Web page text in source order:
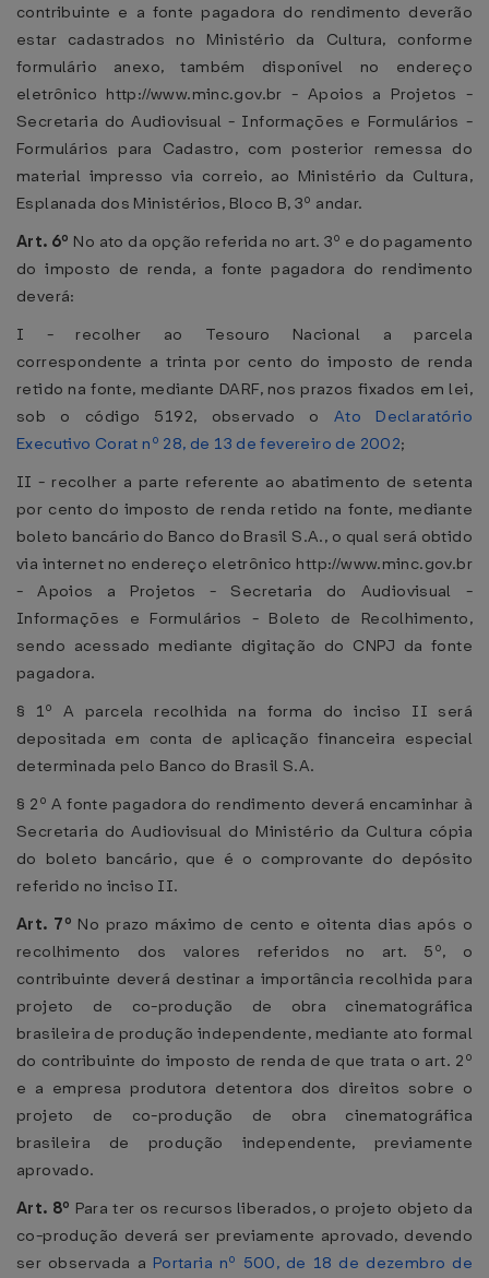
contribuinte e a fonte pagadora do rendimento deverão
estar cadastrados no Ministério da Cultura, conforme
formulário anexo, também disponível no endereço
eletrônico http://www.minc.gov.br - Apoios a Projetos -
Secretaria do Audiovisual - Informações e Formulários -
Formulários para Cadastro, com posterior remessa do
material impresso via correio, ao Ministério da Cultura,
Esplanada dos Ministérios, Bloco B, 3º andar.
Art. 6º No ato da opção referida no art. 3º e do pagamento
do imposto de renda, a fonte pagadora do rendimento
deverá:
I - recolher ao Tesouro Nacional a parcela
correspondente a trinta por cento do imposto de renda
retido na fonte, mediante DARF, nos prazos fixados em lei,
sob o código 5192, observado o Ato Declaratório
Executivo Corat nº 28, de 13 de fevereiro de 2002;
II - recolher a parte referente ao abatimento de setenta
por cento do imposto de renda retido na fonte, mediante
boleto bancário do Banco do Brasil S.A., o qual será obtido
via internet no endereço eletrônico http://www.minc.gov.br
- Apoios a Projetos - Secretaria do Audiovisual -
Informações e Formulários - Boleto de Recolhimento,
sendo acessado mediante digitação do CNPJ da fonte
pagadora.
§ 1º A parcela recolhida na forma do inciso II será
depositada em conta de aplicação financeira especial
determinada pelo Banco do Brasil S.A.
§ 2º A fonte pagadora do rendimento deverá encaminhar à
Secretaria do Audiovisual do Ministério da Cultura cópia
do boleto bancário, que é o comprovante do depósito
referido no inciso II.
Art. 7º No prazo máximo de cento e oitenta dias após o
recolhimento dos valores referidos no art. 5º, o
contribuinte deverá destinar a importância recolhida para
projeto de co-produção de obra cinematográfica
brasileira de produção independente, mediante ato formal
do contribuinte do imposto de renda de que trata o art. 2º
e a empresa produtora detentora dos direitos sobre o
projeto de co-produção de obra cinematográfica
brasileira de produção independente, previamente
aprovado.
Art. 8º Para ter os recursos liberados, o projeto objeto da
co-produção deverá ser previamente aprovado, devendo
ser observada a Portaria nº 500, de 18 de dezembro de